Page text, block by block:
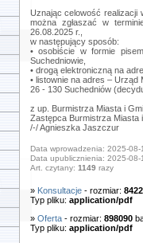
Uznając celowość realizacji
można zgłaszać w
26.08.2025 r.,
w następujący sposób:
• osobiście w formie
Suchedniowie,
• drogą elektroniczną na
• listownie na adres – Urząd
26 - 130 Suchedniów
z up. Burmistrza Miasta i
Zastępca Burmistrza Miasta
/-/ Agnieszka Jaszczur
Data wprowadzenia: 2025-08-
Data upublicznienia: 2025-08-
Art. czytany: 1149 razy
» Konsultacje- rozmiar:
Typ pliku: application/pdf
» Oferta- rozmiar: 898090
Typ pliku: application/pdf